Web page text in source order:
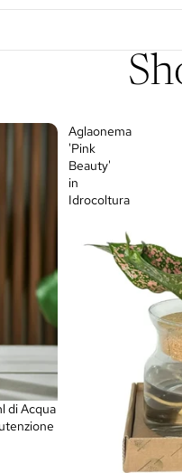
di Acqua
Aglaonema
'Pink
Beauty'
in
Idrocoltura